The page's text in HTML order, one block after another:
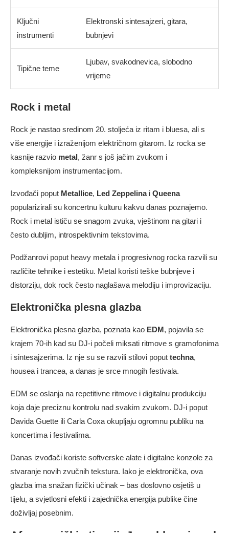
Ključni
instrumenti
Elektronski sintesajzeri, gitara,
bubnjevi
Tipične teme
Ljubav, svakodnevica, slobodno
vrijeme
Rock i metal
Rock je nastao sredinom 20. stoljeća iz ritam i bluesa, ali s
više energije i izraženijom električnom gitarom. Iz rocka se
kasnije razvio metal, žanr s još jačim zvukom i
kompleksnijom instrumentacijom.
Izvođači poput Metallice, Led Zeppelinai Queena
popularizirali su koncertnu kulturu kakvu danas poznajemo.
Rock i metal ističu se snagom zvuka, vještinom na gitari i
često dubljim, introspektivnim tekstovima.
Podžanrovi poput heavy metala i progresivnog rocka razvili su
različite tehnike i estetiku. Metal koristi teške bubnjeve i
distorziju, dok rock često naglašava melodiju i improvizaciju.
Elektronička plesna glazba
Elektronička plesna glazba, poznata kao EDM, pojavila se
krajem 70-ih kad su DJ-i počeli miksati ritmove s gramofonima
i sintesajzerima. Iz nje su se razvili stilovi poput techna,
housea i trancea, a danas je srce mnogih festivala.
EDM se oslanja na repetitivne ritmove i digitalnu produkciju
koja daje preciznu kontrolu nad svakim zvukom. DJ-i poput
Davida Guette ili Carla Coxa okupljaju ogromnu publiku na
koncertima i festivalima.
Danas izvođači koriste softverske alate i digitalne konzole za
stvaranje novih zvučnih tekstura. Iako je elektronička, ova
glazba ima snažan fizički učinak – bas doslovno osjetiš u
tijelu, a svjetlosni efekti i zajednička energija publike čine
doživljaj posebnim.